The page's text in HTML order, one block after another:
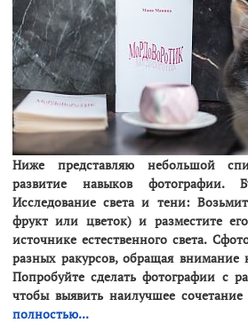
Ниже представляю небольшой
развитие навыков фотографии.
Исследование света и тени:
фрукт или цветок) и разместите
источнике естественного света.
разных ракурсов, обращая внимание
Попробуйте сделать фотографии с
чтобы выявить наилучшее
полностью...